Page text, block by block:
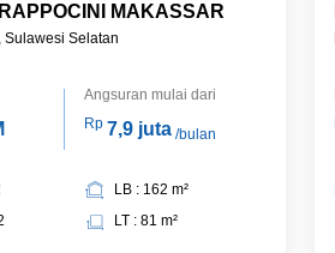
MAKASSAR
Sulawesi Selatan
Angsuran mulai dari
Rp7,9 juta /bulan
LB : 162 m²
LT : 81 m²